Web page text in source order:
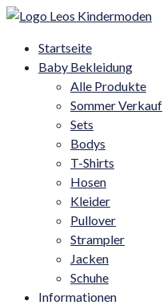
Startseite
Baby Bekleidung
Alle Produkte
Sommer Verkauf
Sets
Bodys
T-Shirts
Hosen
Kleider
Pullover
Strampler
Jacken
Schuhe
Informationen